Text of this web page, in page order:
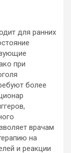
для ранних
при
более
врачам
на
и реакции